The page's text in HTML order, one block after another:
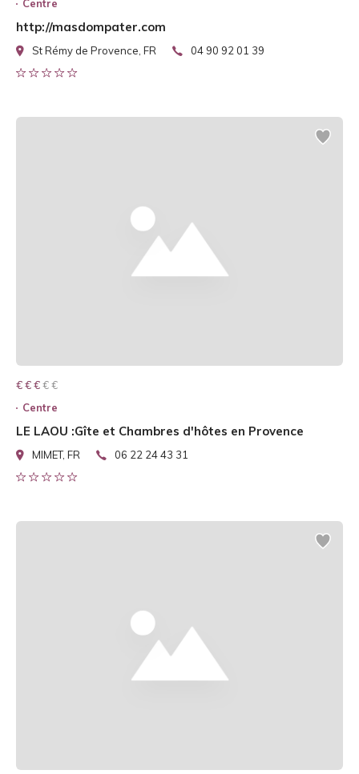
Centre
http://masdompater.com
St Rémy de Provence, FR 04 90 92 01 39
€ € € € €
€ € €
Centre
LE LAOU :Gîte et Chambres d'hôtes en Provence
MIMET, FR 06 22 24 43 31